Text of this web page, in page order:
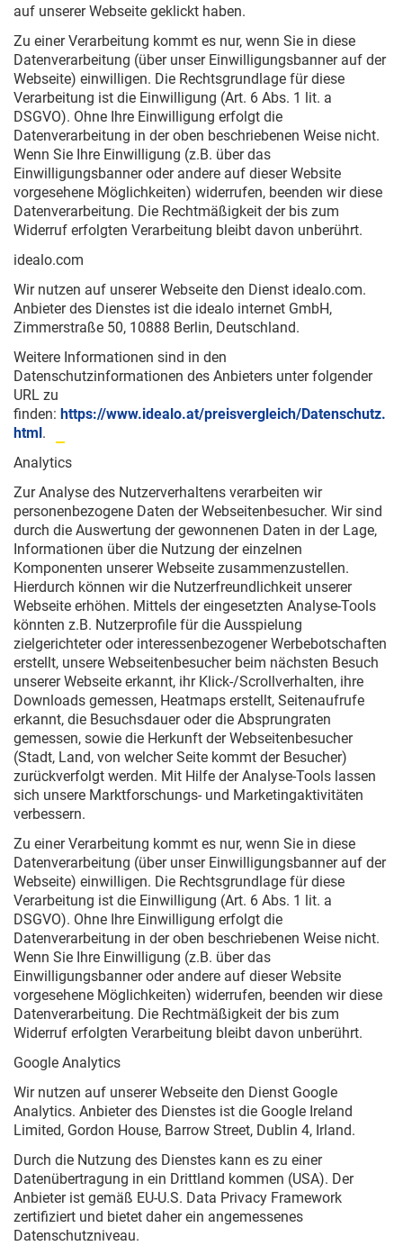
auf unserer Webseite geklickt haben.
Zu einer Verarbeitung kommt es nur, wenn Sie in diese
Datenverarbeitung (über unser Einwilligungsbanner auf der
Webseite) einwilligen. Die Rechtsgrundlage für diese
Verarbeitung ist die Einwilligung (Art. 6 Abs. 1 lit. a
DSGVO). Ohne Ihre Einwilligung erfolgt die
Datenverarbeitung in der oben beschriebenen Weise nicht.
Wenn Sie Ihre Einwilligung (z.B. über das
Einwilligungsbanner oder andere auf dieser Website
vorgesehene Möglichkeiten) widerrufen, beenden wir diese
Datenverarbeitung. Die Rechtmäßigkeit der bis zum
Widerruf erfolgten Verarbeitung bleibt davon unberührt.
idealo.com
Wir nutzen auf unserer Webseite den Dienst idealo.com.
Anbieter des Dienstes ist die idealo internet GmbH,
Zimmerstraße 50, 10888 Berlin, Deutschland.
Weitere Informationen sind in den
Datenschutzinformationen des Anbieters unter folgender
URL zu
finden: https://www.idealo.at/preisvergleich/Datenschutz.
html .
Analytics
Zur Analyse des Nutzerverhaltens verarbeiten wir
personenbezogene Daten der Webseitenbesucher. Wir sind
durch die Auswertung der gewonnenen Daten in der Lage,
Informationen über die Nutzung der einzelnen
Komponenten unserer Webseite zusammenzustellen.
Hierdurch können wir die Nutzerfreundlichkeit unserer
Webseite erhöhen. Mittels der eingesetzten Analyse-Tools
könnten z.B. Nutzerprofile für die Ausspielung
zielgerichteter oder interessenbezogener Werbebotschaften
erstellt, unsere Webseitenbesucher beim nächsten Besuch
unserer Webseite erkannt, ihr Klick-/Scrollverhalten, ihre
Downloads gemessen, Heatmaps erstellt, Seitenaufrufe
erkannt, die Besuchsdauer oder die Absprungraten
gemessen, sowie die Herkunft der Webseitenbesucher
(Stadt, Land, von welcher Seite kommt der Besucher)
zurückverfolgt werden. Mit Hilfe der Analyse-Tools lassen
sich unsere Marktforschungs- und Marketingaktivitäten
verbessern.
Zu einer Verarbeitung kommt es nur, wenn Sie in diese
Datenverarbeitung (über unser Einwilligungsbanner auf der
Webseite) einwilligen. Die Rechtsgrundlage für diese
Verarbeitung ist die Einwilligung (Art. 6 Abs. 1 lit. a
DSGVO). Ohne Ihre Einwilligung erfolgt die
Datenverarbeitung in der oben beschriebenen Weise nicht.
Wenn Sie Ihre Einwilligung (z.B. über das
Einwilligungsbanner oder andere auf dieser Website
vorgesehene Möglichkeiten) widerrufen, beenden wir diese
Datenverarbeitung. Die Rechtmäßigkeit der bis zum
Widerruf erfolgten Verarbeitung bleibt davon unberührt.
Google Analytics
Wir nutzen auf unserer Webseite den Dienst Google
Analytics. Anbieter des Dienstes ist die Google Ireland
Limited, Gordon House, Barrow Street, Dublin 4, Irland.
Durch die Nutzung des Dienstes kann es zu einer
Datenübertragung in ein Drittland kommen (USA). Der
Anbieter ist gemäß EU-U.S. Data Privacy Framework
zertifiziert und bietet daher ein angemessenes
Datenschutzniveau.